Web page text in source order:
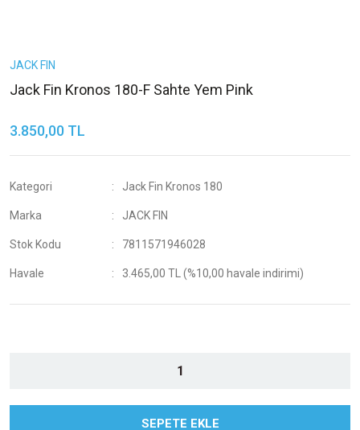
JACK FIN
Jack Fin Kronos 180-F Sahte Yem Pink
3.850,00 TL
Kategori Jack Fin Kronos 180
Marka JACK FIN
Stok Kodu 7811571946028
Havale 3.465,00 TL (%10,00 havale indirimi)
SEPETE EKLE